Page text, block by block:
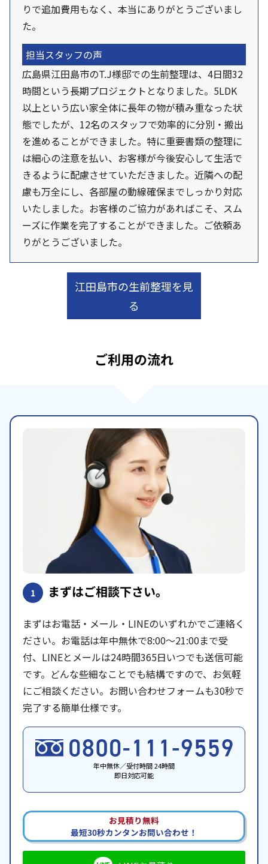
りで追加費用もなく、本当にありがとうございまし
た。
担当スタッフの声
広島県江田島市のT.J様邸での生前整理は、4日間32
時間という長期プロジェクトとなりました。5LDK
以上という広い家全体に長年の物が積み重なった状
態でしたが、12名のスタッフで効率的に分別・搬出
を進めることができました。特に重要書類の整理に
は細心の注意を払い、お客様が今後安心して生活で
きるように配慮させていただきました。近隣への配
慮も万全にし、各部屋の動線確保までしっかり対応
いたしました。お客様のご協力があればこそ、スム
ーズに作業を完了することができました。ご依頼あ
りがとうございました。
江田島市の生前整理を見
る
ご利用の流れ
1 まずはご相談下さい。
まずはお電話・メール・LINEのいずれかでご連絡く
ださい。お電話は年中無休で8:00〜21:00まで受
付、LINEとメールは24時間365日いつでも送信可能
です。どんな些細なことでも結構ですので、お気軽
にご相談ください。お問い合わせフォームも30秒で
完了する簡単仕様です。
年中無休／受付時間 24時間
即日対応可能
お見積り無料
最短30秒カンタンお問い合わせ！